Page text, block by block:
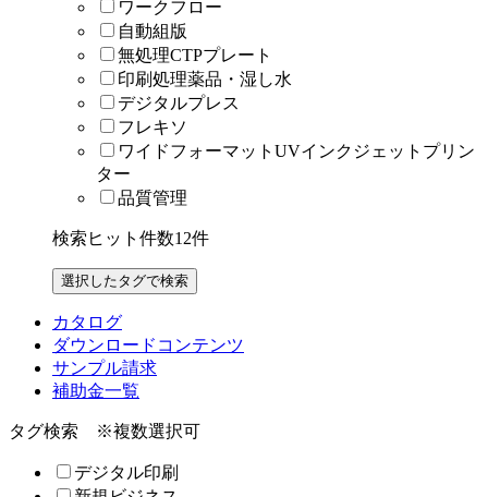
ワークフロー
自動組版
無処理CTPプレート
印刷処理薬品・湿し水
デジタルプレス
フレキソ
ワイドフォーマットUVインクジェットプリン
ター
品質管理
検索ヒット件数12件
カタログ
ダウンロードコンテンツ
サンプル請求
補助金一覧
タグ検索 ※複数選択可
デジタル印刷